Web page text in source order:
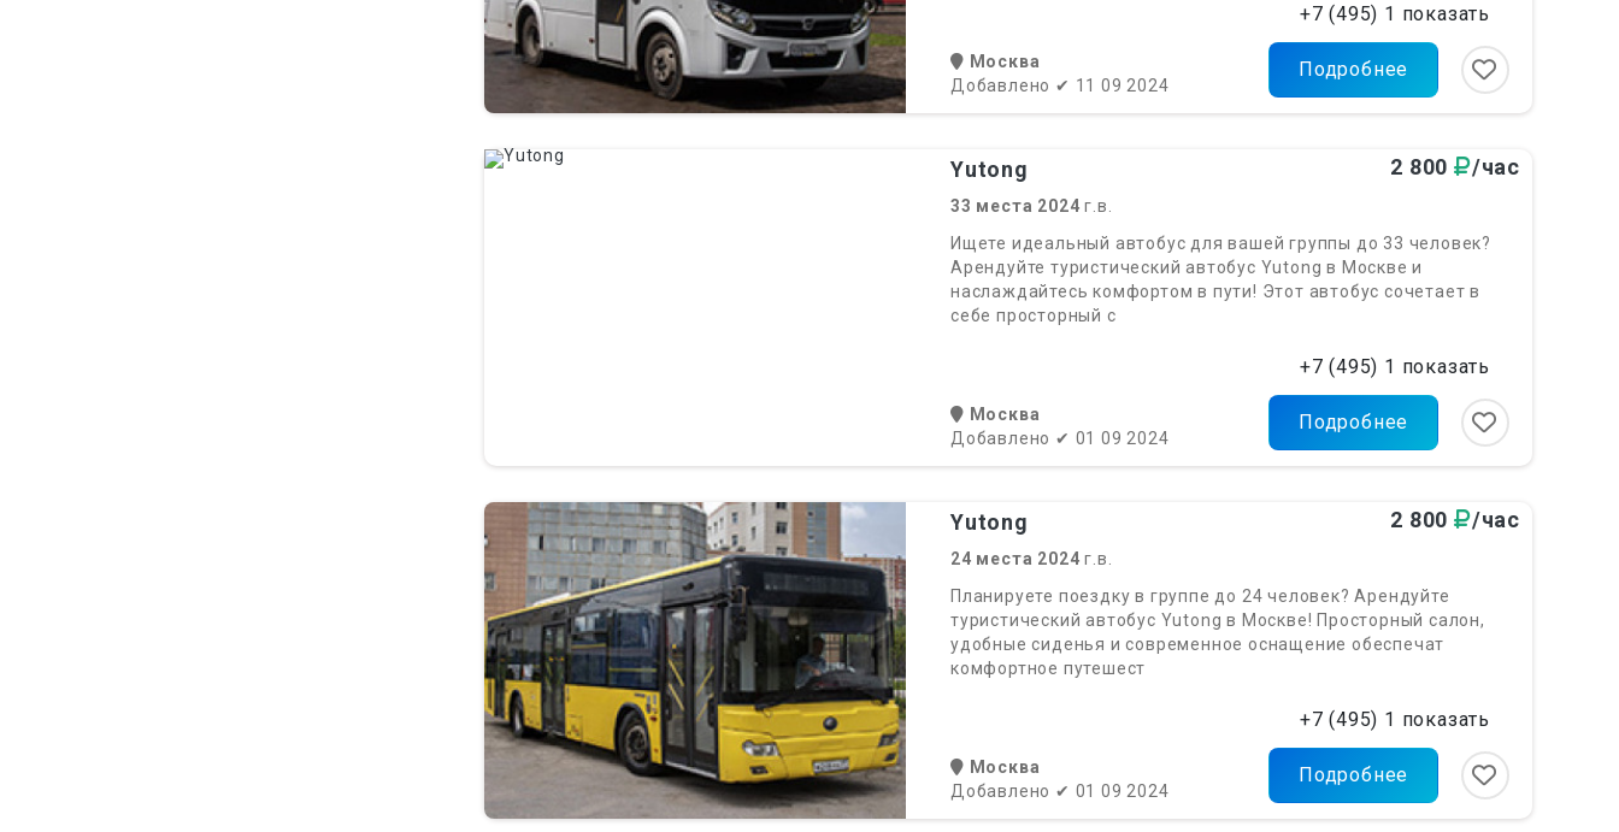
Москва
Добавлено ✔ 11 09 2024
+7 (495) 1 показать
Подробнее
Yutong 2 800 /час
33 места 2024 г.в.
Ищете идеальный автобус для вашей группы до 33 человек?
Арендуйте туристический автобус Yutong в Москве и
наслаждайтесь комфортом в пути! Этот автобус сочетает в
себе просторный с
Москва
Добавлено ✔ 01 09 2024
+7 (495) 1 показать
Подробнее
Yutong 2 800 /час
24 места 2024 г.в.
Планируете поездку в группе до 24 человек? Арендуйте
туристический автобус Yutong в Москве! Просторный салон,
удобные сиденья и современное оснащение обеспечат
комфортное путешест
Москва
Добавлено ✔ 01 09 2024
+7 (495) 1 показать
Подробнее